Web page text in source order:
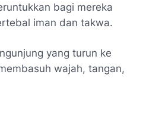
bagi mereka
iman dan takwa.
yang turun ke
wajah, tangan,